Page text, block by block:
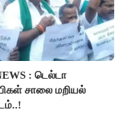
: டெல்டா
சாலை மறியல்